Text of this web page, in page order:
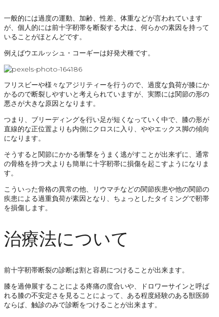
一般的には過度の運動、加齢、性差、体重などが言われています
が、個人的には前十字靭帯を断裂する犬は、何らかの素因を持って
いることがほとんどです。
例えばウエルッシュ・コーギーは好発犬種です。
フリスビーや様々なアジリティーを行うので、過度な負荷が膝にか
かるので断裂しやすいと考えられていますが、実際には関節の形の
悪さが大きな原因となります。
つまり、ブリーディングを行い足が短くなっていく中で、膝の形が
直線的な正位置よりも内側にクロスに入り、ややエックス脚の傾向
になります。
そうすると関節にかかる衝撃をうまく逃がすことが出来ずに、通常
の骨格を持つ犬よりも簡単に十字靭帯に損傷を起こすようになりま
す。
こういった骨格の異常の他、リウマチなどの関節疾患や他の関節の
疾患による過重負荷が素因となり、ちょっとしたタイミングで靭帯
を損傷します。
治療法について
前十字靭帯断裂の診断は割と容易につけることが出来ます。
膝を過伸展することによる疼痛の度合いや、ドロワーサインと呼ば
れる膝の不安定さを見ることによって、ある程度経験のある獣医師
ならば、触診のみで診断をつけることが出来ます。